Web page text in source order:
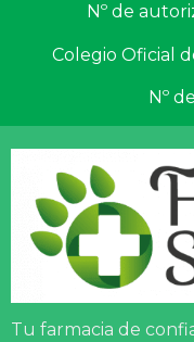
Nº de
Colegio Oficial
Nº
Tu farmacia de